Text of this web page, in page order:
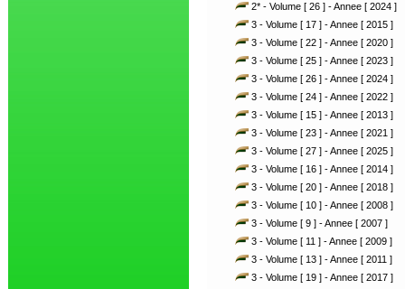
2* - Volume [ 26 ] - Annee [ 2024 ]
3 - Volume [ 17 ] - Annee [ 2015 ]
3 - Volume [ 22 ] - Annee [ 2020 ]
3 - Volume [ 25 ] - Annee [ 2023 ]
3 - Volume [ 26 ] - Annee [ 2024 ]
3 - Volume [ 24 ] - Annee [ 2022 ]
3 - Volume [ 15 ] - Annee [ 2013 ]
3 - Volume [ 23 ] - Annee [ 2021 ]
3 - Volume [ 27 ] - Annee [ 2025 ]
3 - Volume [ 16 ] - Annee [ 2014 ]
3 - Volume [ 20 ] - Annee [ 2018 ]
3 - Volume [ 10 ] - Annee [ 2008 ]
3 - Volume [ 9 ] - Annee [ 2007 ]
3 - Volume [ 11 ] - Annee [ 2009 ]
3 - Volume [ 13 ] - Annee [ 2011 ]
3 - Volume [ 19 ] - Annee [ 2017 ]